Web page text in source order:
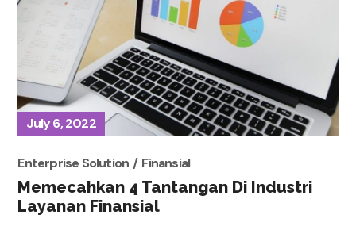
July 6, 2022
Enterprise Solution Finansial
Memecahkan 4 Tantangan Di Industri
Layanan Finansial